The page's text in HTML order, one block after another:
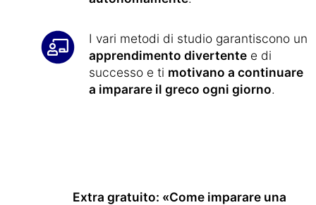
I vari metodi di studio garantiscono un
apprendimento divertente e di
successo e ti motivano a continuare
a imparare il greco ogni giorno.
Extra gratuito: «Come imparare una